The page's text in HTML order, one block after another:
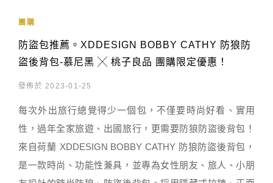
團購
防盜包推薦。XDDESIGN BOBBY CATHY 防狼防
盜後背包-慕尼黑 ╳ 桃子良品 團購限定優惠！
發佈於 2023-01-25
每次外出旅行總覺得少一個包，不僅要時尚好看、實用
性，過年全家旅遊、出國旅行，更需要防狼防盜後背包！
來自荷蘭 XDDESIGN BOBBY CATHY 防狼防盜後背包，
是一款時尚、功能性兼具，並專為女性朋友、旅人、小朋